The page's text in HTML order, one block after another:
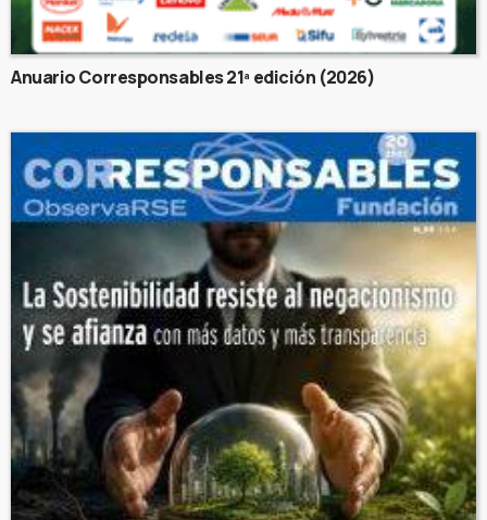
Anuario Corresponsables 21ª edición (2026)